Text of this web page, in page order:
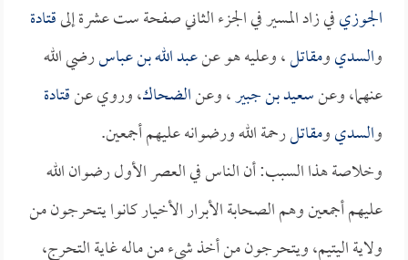
الجوزيفي زاد المسير في الجزء الثاني صفحة ست عشرة إلىقتادة
والسديومقاتل، وعليه هو عنعبد الله بن عباسرضي الله
عنهما، وعنسعيد بن جبير، وعنالضحاك، وروي عنقتادة
والسديومقاتلرحمة الله ورضوانه عليهم أجمعين.
وخلاصة هذا السبب: أن الناس في العصر الأول رضوان الله
عليهم أجمعين وهم الصحابة الأبرار الأخيار كانوا يتحرجون من
ولاية اليتيم، ويتحرجون من أخذ شيء من ماله غاية التحرج،